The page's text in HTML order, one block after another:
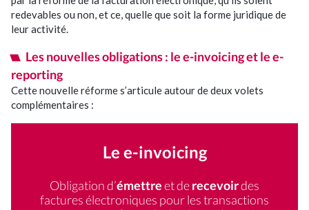
Actualités
redevables ou non, et ce, quelle que soit la forme juridique de
leur activité.
Les nouvelles obligations : le e-invoicing et le e-
reporting
Cette nouvelle réforme s’articule autour de deux volets
complémentaires :
Le e-invoicing
Obligation d’émettreet derecevoirdes
factures électroniques pour les transactions